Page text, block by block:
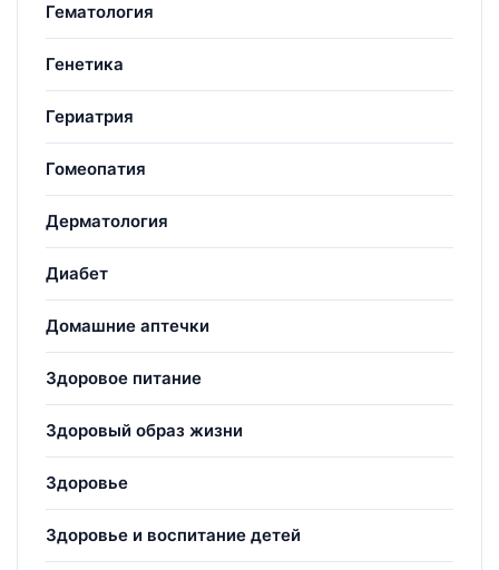
Гематология
Генетика
Гериатрия
Гомеопатия
Дерматология
Диабет
Домашние аптечки
Здоровое питание
Здоровый образ жизни
Здоровье
Здоровье и воспитание детей